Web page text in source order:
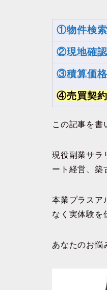
①物件検索
②現地確
③積算価格
④売買契
この記事を書
現役副業サラ
ート経営、築
本業プラスア
なく実体験を
あなたのお悩